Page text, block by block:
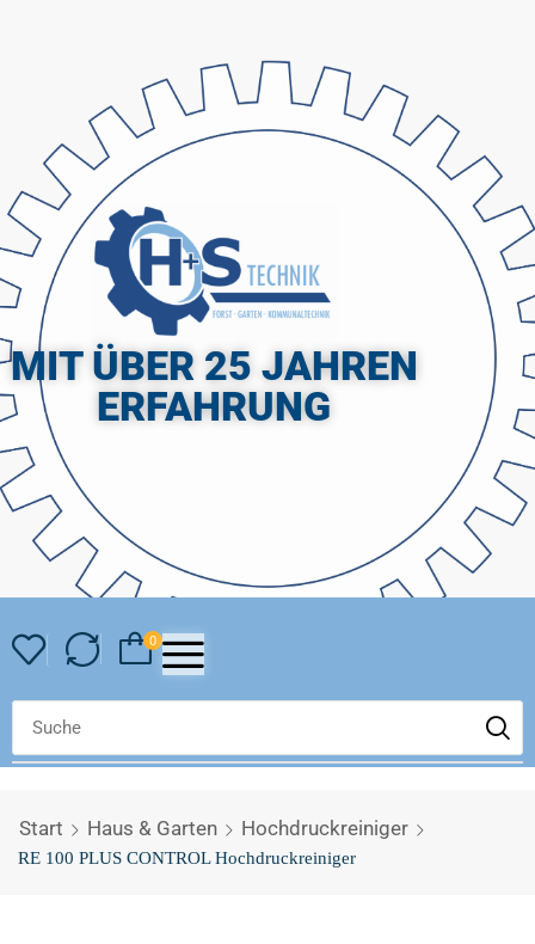
MIT ÜBER 25 JAHREN
ERFAHRUNG
0
Start Haus & Garten Hochdruckreiniger
RE 100 PLUS CONTROL Hochdruckreiniger